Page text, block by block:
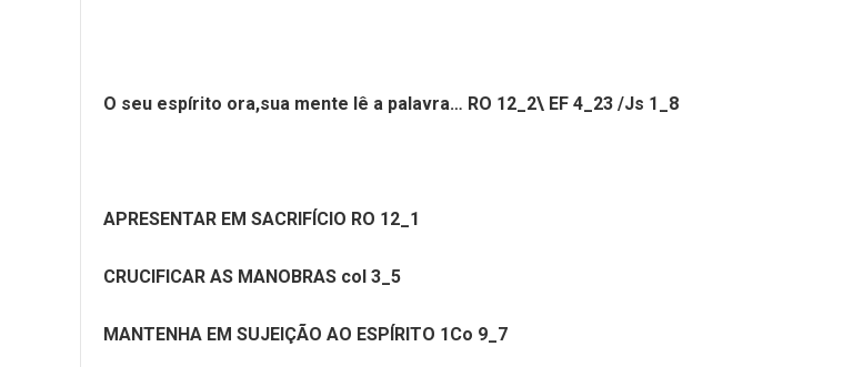
O seu espírito ora,sua mente lê a palavra… RO 12_2\ EF 4_23 /Js 1_8
APRESENTAR EM SACRIFÍCIO RO 12_1
CRUCIFICAR AS MANOBRAS col 3_5
MANTENHA EM SUJEIÇÃO AO ESPÍRITO 1Co 9_7